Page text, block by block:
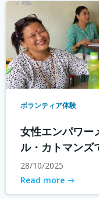
ボランティア体験
女性エンパワー
ル・カトマンズ
28/10/2025
Read more